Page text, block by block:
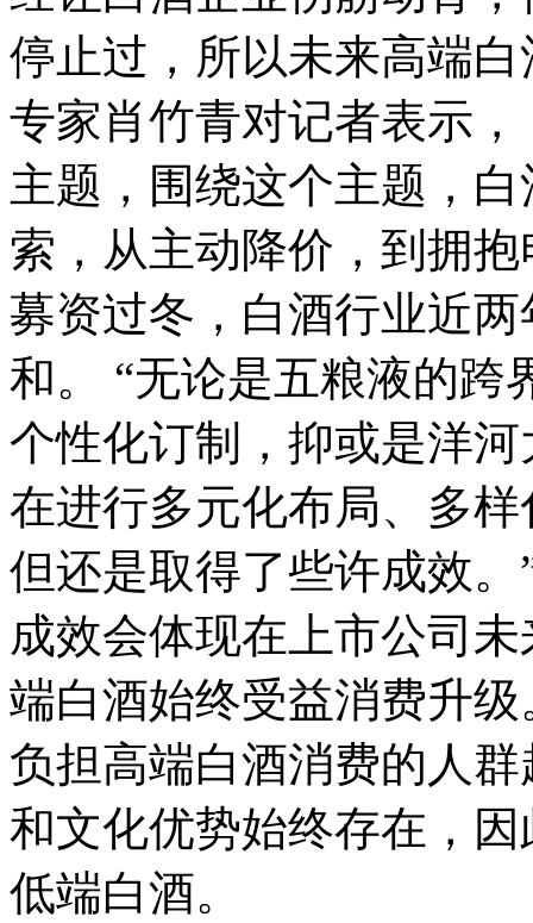
停止过，所以未来高端
专家肖竹青对记者表示
主题，围绕这个主题，
索，从主动降价，到拥
募资过冬，白酒行业近
和。 “无论是五粮液的跨
个性化订制，抑或是洋
在进行多元化布局、多
但还是取得了些许成效
成效会体现在上市公司
端白酒始终受益消费升
负担高端白酒消费的人
和文化优势始终存在，
低端白酒。